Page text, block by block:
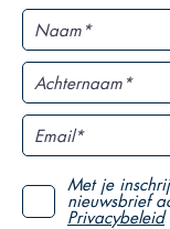
Met je
nieuwsbrief
Privacybeleid